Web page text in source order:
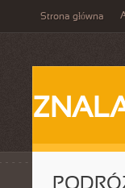
Strona główna